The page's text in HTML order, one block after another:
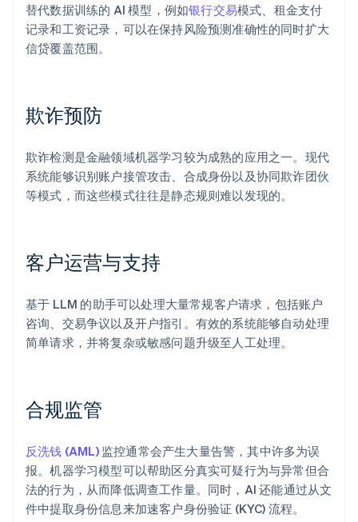
替代数据训练的 AI 模型，例如银行交易模式、租金支付
记录和工资记录，可以在保持风险预测准确性的同时扩大
信贷覆盖范围。
欺诈预防
欺诈检测是金融领域机器学习较为成熟的应用之一。现代
系统能够识别账户接管攻击、合成身份以及协同欺诈团伙
等模式，而这些模式往往是静态规则难以发现的。
客户运营与支持
基于 LLM 的助手可以处理大量常规客户请求，包括账户
咨询、交易争议以及开户指引。有效的系统能够自动处理
简单请求，并将复杂或敏感问题升级至人工处理。
合规监管
反洗钱 (AML)监控通常会产生大量告警，其中许多为误
报。机器学习模型可以帮助区分真实可疑行为与异常但合
法的行为，从而降低调查工作量。同时，AI 还能通过从文
件中提取身份信息来加速客户身份验证 (KYC) 流程。